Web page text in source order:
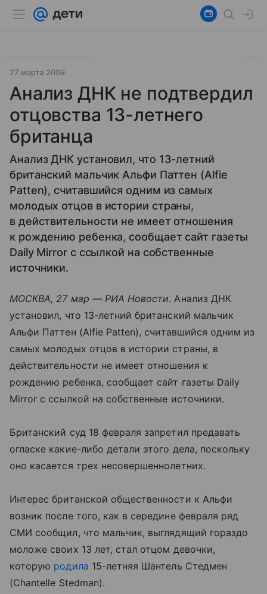
27 марта 2009
Анализ ДНК не подтвердил
отцовства 13-летнего
британца
Анализ ДНК установил, что 13-летний
британский мальчик Альфи Паттен (Alfie
Patten), считавшийся одним из самых
молодых отцов в истории страны,
в действительности не имеет отношения
к рождению ребенка, сообщает сайт газеты
Daily Mirror с ссылкой на собственные
источники.
МОСКВА, 27 мар — РИА Новости. Анализ ДНК
установил, что 13-летний британский мальчик
Альфи Паттен (Alfie Patten), считавшийся одним из
самых молодых отцов в истории страны, в
действительности не имеет отношения к
рождению ребенка, сообщает сайт газеты Daily
Mirror с ссылкой на собственные источники.
Британский суд 18 февраля запретил предавать
огласке какие-либо детали этого дела, поскольку
оно касается трех несовершеннолетних.
Интерес британской общественности к Альфи
возник после того, как в середине февраля ряд
СМИ сообщил, что мальчик, выглядящий гораздо
моложе своих 13 лет, стал отцом девочки,
которую родила 15-летняя Шантель Стедмен
(Chantelle Stedman).